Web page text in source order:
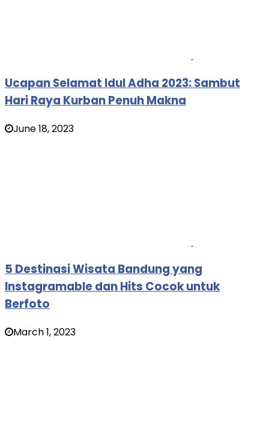
Ucapan Selamat Idul Adha 2023: Sambut
Hari Raya Kurban Penuh Makna
June 18, 2023
5 Destinasi Wisata Bandung yang
Instagramable dan Hits Cocok untuk
Berfoto
March 1, 2023